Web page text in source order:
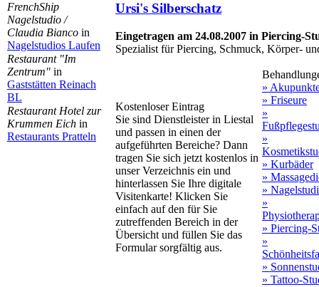
FrenchShip
Nagelstudio /
Claudia Bianco in
Nagelstudios Laufen
Restaurant "Im
Zentrum" in
Gaststätten Reinach
BL
Restaurant Hotel zur
Krummen Eich in
Restaurants Pratteln
Ursi's Silberschatz
Eingetragen am 24.08.2007 in Piercing-
Spezialist für Piercing, Schmuck, Körper-
Kostenloser Eintrag
Sie sind Dienstleister in Liestal
und passen in einen der
aufgeführten Bereiche? Dann
tragen Sie sich jetzt kostenlos in
unser Verzeichnis ein und
hinterlassen Sie Ihre digitale
Visitenkarte! Klicken Sie
einfach auf den für Sie
zutreffenden Bereich in der
Übersicht und füllen Sie das
Formular sorgfältig aus.
»
» Friseure
»
»
» Kurbäder
»
»
»
» Piercing-
»
»
» Tattoo-